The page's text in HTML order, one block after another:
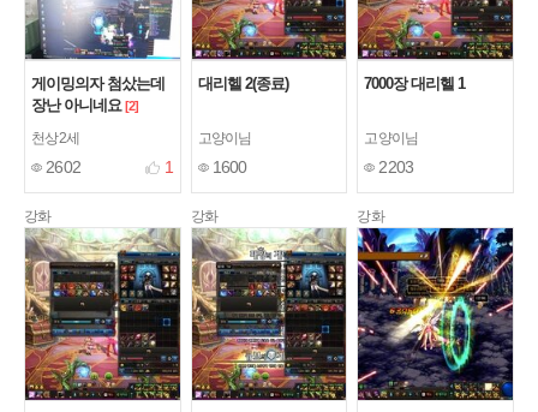
게이밍의자 첨샀는데
장난 아니네요 [2]
천상2세
2602 1
대리헬 2(종료)
고양이님
1600
7000장 대리헬 1
고양이님
2203
강화 강화 강화